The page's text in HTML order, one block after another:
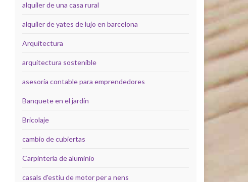
alquiler de una casa rural
alquiler de yates de lujo en barcelona
Arquitectura
arquitectura sostenible
asesoría contable para emprendedores
Banquete en el jardín
Bricolaje
cambio de cubiertas
Carpintería de aluminio
casals d'estiu de motor per a nens